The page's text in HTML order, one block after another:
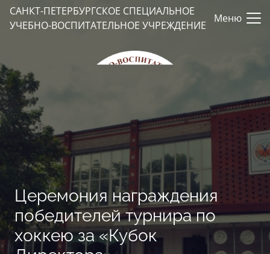
САНКТ-ПЕТЕРБУРГСКОЕ СПЕЦИАЛЬНОЕ
УЧЕБНО-ВОСПИТАТЕЛЬНОЕ УЧРЕЖДЕНИЕ
Меню
Церемония награждения
победителей турнира по
хоккею за «Кубок